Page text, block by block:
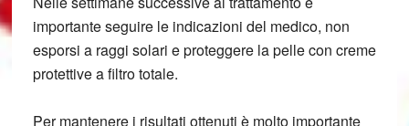
importante seguire le indicazioni del medico, non
esporsi a raggi solari e proteggere la pelle con creme
protettive a filtro totale.
Per mantenere i risultati ottenuti è molto importante